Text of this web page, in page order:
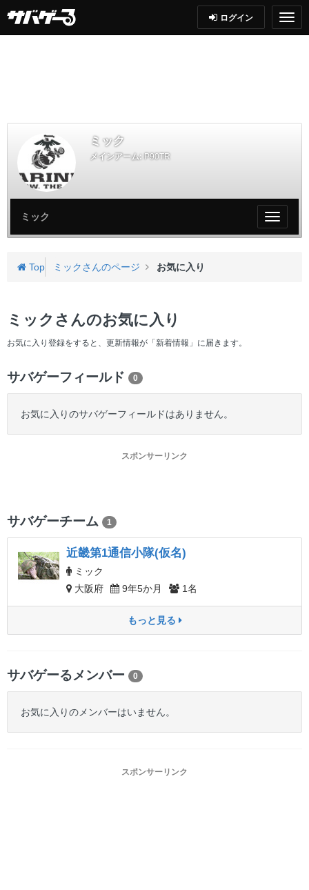
ログイン
ミック
メインアーム: P90TR
My
ペ
ミック
Top ミックさんのページ お気に入り
ミックさんのお気に入り
お気に入り登録をすると、更新情報が「新着情報」に届きます。
サバゲーフィールド 0
お気に入りのサバゲーフィールドはありません。
スポンサーリンク
サバゲーチーム 1
近畿第1通信小隊(仮名)
ミック
大阪府
9年5か月 1名
もっと見る
サバゲーるメンバー 0
お気に入りのメンバーはいません。
スポンサーリンク